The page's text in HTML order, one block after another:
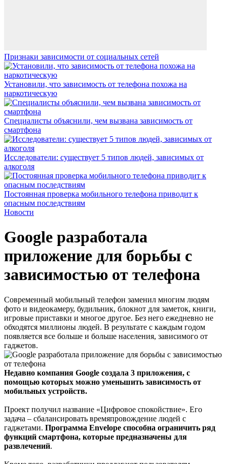
Признаки зависимости от социальных сетей
Установили, что зависимость от телефона похожа на
наркотическую
Специалисты объяснили, чем вызвана зависимость от
смартфона
Исследователи: существует 5 типов людей, зависимых от
алкоголя
Постоянная проверка мобильного телефона приводит к
опасным последствиям
Новости
Google разработала
приложение для борьбы с
зависимостью от телефона
Современный мобильный телефон заменил многим людям
фото и видеокамеру, будильник, блокнот для заметок, книги,
игровые приставки и многое другое. Без него ежедневно не
обходятся миллионы людей. В результате с каждым годом
появляется все больше и больше населения, зависимого от
гаджетов.
Недавно компания Google создала 3 приложения, с
помощью которых можно уменьшить зависимость от
мобильных устройств.
Проект получил название «Цифровое спокойствие». Его
задача – сбалансировать времяпровождение людей с
гаджетами. Программа Envelope способна ограничить ряд
функций смартфона, которые предназначены для
развлечений.